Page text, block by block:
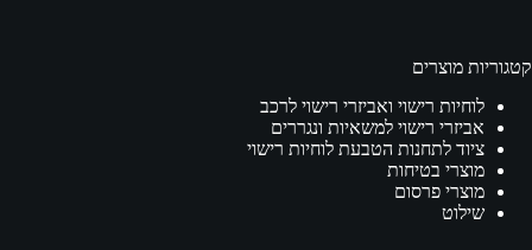
קטגוריות מוצרים
לוחיות רישוי ואביזרי רישוי לרכב
אביזרי רישוי למשאיות ונגררים
ציוד לתחנות הטבעת לוחיות רישוי
מוצרי בטיחות
מוצרי פרסום
שילוט